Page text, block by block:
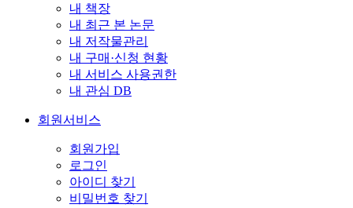
내 책장
내 최근 본 논문
내 저작물관리
내 구매·신청 현황
내 서비스 사용권한
내 관심 DB
회원서비스
회원가입
로그인
아이디 찾기
비밀번호 찾기